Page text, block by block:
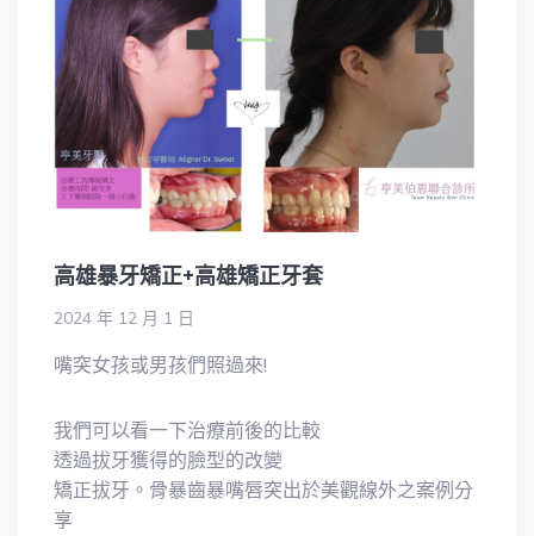
高雄暴牙矯正+高雄矯正牙套
2024 年 12 月 1 日
嘴突女孩或男孩們照過來!
我們可以看一下治療前後的比較
透過拔牙獲得的臉型的改變
矯正拔牙。骨暴齒暴嘴唇突出於美觀線外之案例分
享